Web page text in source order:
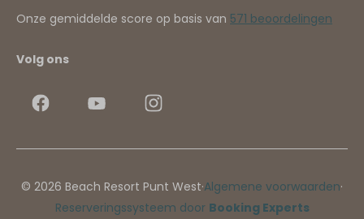
Onze gemiddelde score op basis van 571 beoordelingen
Volg ons
© 2026 Beach Resort Punt West·Algemene voorwaarden·
Reserveringssysteem door Booking Experts